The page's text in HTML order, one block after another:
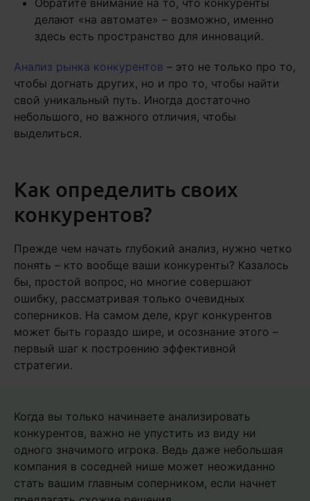
Обратите внимание на то, что конкуренты
делают «на автомате» – возможно, именно
здесь есть пространство для инноваций.
Анализ рынка конкурентов – это не только про то,
чтобы догнать других, но и про то, чтобы найти
свой уникальный путь. Иногда достаточно
небольшого, но важного отличия, чтобы
выделиться.
Как определить своих
конкурентов?
Прежде чем начать глубокий анализ, нужно четко
понять – кто вообще ваши конкуренты? Казалось
бы, простой вопрос, но многие совершают
ошибку, рассматривая только очевидных
соперников. На самом деле, круг конкурентов
может быть гораздо шире, и осознание этого –
первый шаг к построению эффективной
стратегии.
Когда вы только начинаете анализировать
конкурентов, важно не упустить из виду ни
одного значимого игрока. Ведь даже небольшая
компания в соседней нише может неожиданно
стать вашим главным соперником, если начнет